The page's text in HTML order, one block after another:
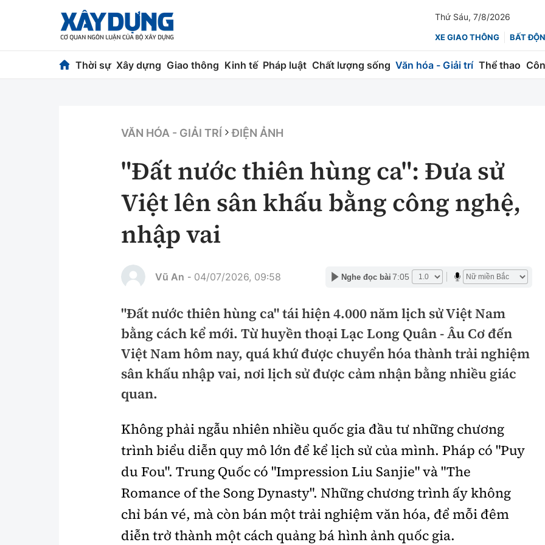
Thứ Sáu, 7/8/2026
XE GIAO THÔNG BẤT
Thời sự Xây dựng Giao thông Kinh tế Pháp luật Chất lượng sống Văn hóa - Giải trí Thể thao
Chuyện dọc đường
Chỉ đạo điều hành
Vật liệu xây dựng
Giám định chất lượng
Quản lý đô thị
Hàng không
Đường sắt
Hàng hải
Đường sắt đô thị
Nhà thầu
Thi viết về Ngành
Chứng khoán
Bảo hiểm
An ninh hình sự
An toàn giao thông
Giao thông 24h
ATGT địa phương
Văn hóa giao thông
Gương sáng giao thông
xem thêm
Chất lượng sống Văn hóa - Giải Trí
Văn hóa
Thể thao
Bóng đá
Công nghệ
VĂN HÓA - GIẢI TRÍ ĐIỆN ẢNH
"Đất nước thiên hùng ca": Đưa sử
Việt lên sân khấu bằng công nghệ,
nhập vai
Vũ An - 04/07/2026, 09:58 Nghe đọc bài 7:05
"Đất nước thiên hùng ca" tái hiện 4.000 năm lịch sử Việt Nam
bằng cách kể mới. Từ huyền thoại Lạc Long Quân - Âu Cơ đến
Việt Nam hôm nay, quá khứ được chuyển hóa thành trải nghiệm
sân khấu nhập vai, nơi lịch sử được cảm nhận bằng nhiều giác
quan.
Không phải ngẫu nhiên nhiều quốc gia đầu tư những chương
trình biểu diễn quy mô lớn để kể lịch sử của mình. Pháp có "Puy
du Fou". Trung Quốc có "Impression Liu Sanjie" và "The
Romance of the Song Dynasty". Những chương trình ấy không
chỉ bán vé, mà còn bán một trải nghiệm văn hóa, để mỗi đêm
diễn trở thành một cách quảng bá hình ảnh quốc gia.